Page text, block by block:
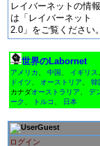
レイバーネットの情報
は「レイバーネット
2.0」をご覧ください。
世界のLabornet
アメリカ 中国 イギリス
ドイツ
オーストリア 韓
カナダオーストラリア
デ
ーク
トルコ 日本
Guest
ログイン